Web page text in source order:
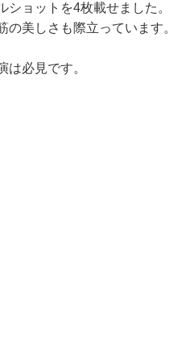
ョットを4枚載せました。
美しさも際立っています。
必見です。